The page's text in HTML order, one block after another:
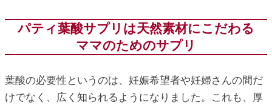
パティ葉酸サプリは天然素材にこだわる
ママのためのサプリ
葉酸の必要性というのは、妊娠希望者や妊婦さんの間だ
けでなく、広く知られるようになりました。これも、厚